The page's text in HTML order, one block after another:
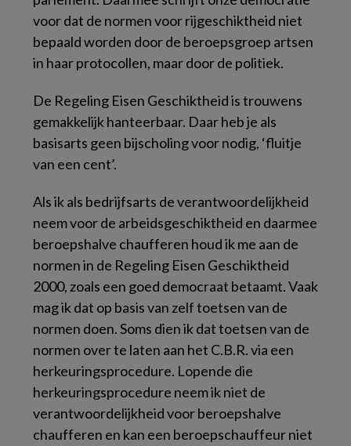
voor dat de normen voor rijgeschiktheid niet
bepaald worden door de beroepsgroep artsen
in haar protocollen, maar door de politiek.
De Regeling Eisen Geschiktheid is trouwens
gemakkelijk hanteerbaar. Daar heb je als
basisarts geen bijscholing voor nodig, ‘fluitje
van een cent’.
Als ik als bedrijfsarts de verantwoordelijkheid
neem voor de arbeidsgeschiktheid en daarmee
beroepshalve chaufferen houd ik me aan de
normen in de Regeling Eisen Geschiktheid
2000, zoals een goed democraat betaamt. Vaak
mag ik dat op basis van zelf toetsen van de
normen doen. Soms dien ik dat toetsen van de
normen over te laten aan het C.B.R. via een
herkeuringsprocedure. Lopende die
herkeuringsprocedure neem ik niet de
verantwoordelijkheid voor beroepshalve
chaufferen en kan een beroepschauffeur niet